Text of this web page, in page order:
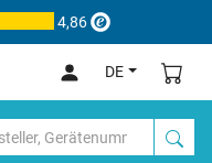
4,86
DE